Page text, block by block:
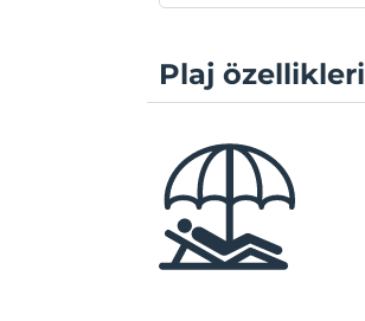
Plaj özellikleri